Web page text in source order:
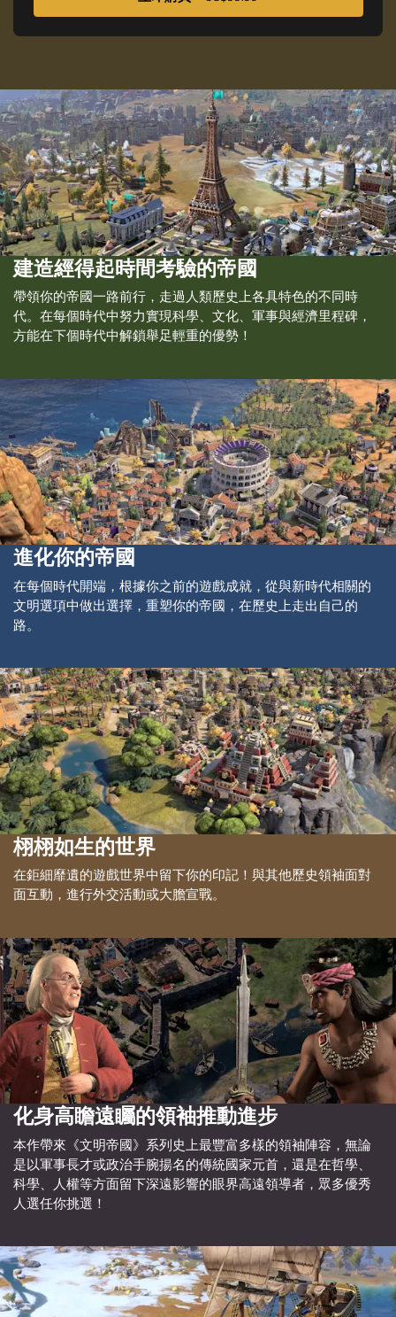
建造經得起時間考驗的帝國
帶領你的帝國一路前行，走過人類歷史上各具特色的不同時
代。在每個時代中努力實現科學、文化、軍事與經濟里程碑，
方能在下個時代中解鎖舉足輕重的優勢！
進化你的帝國
在每個時代開端，根據你之前的遊戲成就，從與新時代相關的
文明選項中做出選擇，重塑你的帝國，在歷史上走出自己的
路。
栩栩如生的世界
在鉅細靡遺的遊戲世界中留下你的印記！與其他歷史領袖面對
面互動，進行外交活動或大膽宣戰。
化身高瞻遠矚的領袖推動進步
本作帶來《文明帝國》系列史上最豐富多樣的領袖陣容，無論
是以軍事長才或政治手腕揚名的傳統國家元首，還是在哲學、
科學、人權等方面留下深遠影響的眼界高遠領導者，眾多優秀
人選任你挑選！